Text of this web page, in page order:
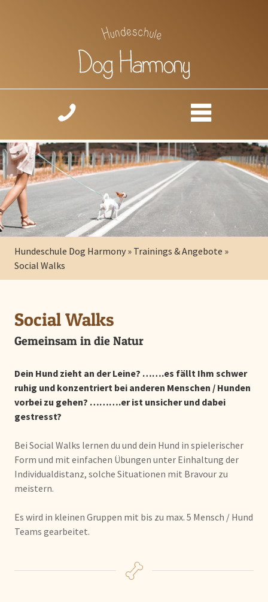
Hundeschule Dog Harmony » Trainings & Angebote »
Social Walks
Social Walks
Gemeinsam in die Natur
Dein Hund zieht an der Leine? …….es fällt Ihm schwer
ruhig und konzentriert bei anderen Menschen / Hunden
vorbei zu gehen? ……….er ist unsicher und dabei
gestresst?
Bei Social Walks lernen du und dein Hund in spielerischer
Form und mit einfachen Übungen unter Einhaltung der
Individualdistanz, solche Situationen mit Bravour zu
meistern.
Es wird in kleinen Gruppen mit bis zu max. 5 Mensch / Hund
Teams gearbeitet.